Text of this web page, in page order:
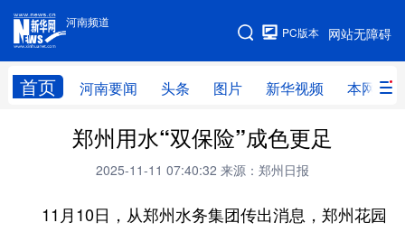
河南频道
网站无障碍
PC版本
首页 河南要闻 头条 图片 新华视频 本网原创
河南频道
网站地图
频道首页 河南要闻 头条
本网原创 新华访谈
直播 新华社记者看河南 领导活动报道集
郑州用水“双保险”成色更足
2025-11-11 07:40:32 来源：郑州日报
11月10日，从郑州水务集团传出消息，郑州花园